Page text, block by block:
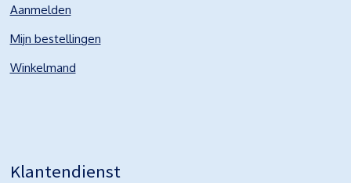
Aanmelden
Mijn bestellingen
Winkelmand
Klantendienst